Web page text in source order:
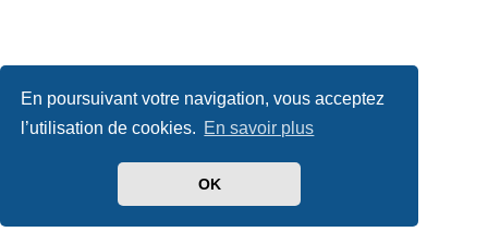
En poursuivant votre navigation, vous acceptez
l’utilisation de cookies. En savoir plus
OK